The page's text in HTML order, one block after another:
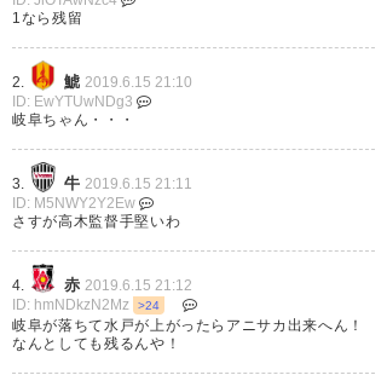
ミカさんのATゴールなんて泣き
そうだよ…てか泣いた。 #ardija
https://t.co/i3IMviOeZs
— 小江戸屋 (koedy325)2019, 6
月 15
岐阜戦、２－１で勝ちました！
後半押して、押して、押し続け
1なら残留
2. 鯱 2019.6.15 21:10
ID: EwYTUwNDg3
岐阜ちゃん・・・
3. 牛 2019.6.15 21:11
ID: M5NWY2Y2Ew
さすが高木監督手堅いわ
4. 赤 2019.6.15 21:12
ID: hmNDkzN2Mz
>24
岐阜が落ちて水戸が上がったらアニサカ出来へん！
なんとしても残るんや！